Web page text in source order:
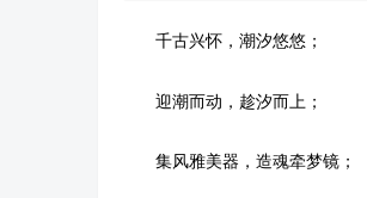
千古兴怀，潮汐悠悠；
迎潮而动，趁汐而上；
集风雅美器，造魂牵梦镜；